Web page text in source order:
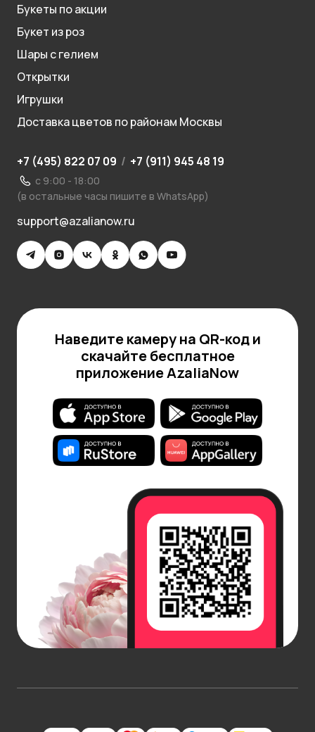
Букеты по акции
Букет из роз
Шары с гелием
Открытки
Игрушки
Доставка цветов по районам Москвы
+7 (495) 822 07 09 / +7 (911) 945 48 19
с 9:00 - 18:00
(в остальные часы пишите в WhatsApp)
support@azalianow.ru
Наведите камеру на QR-код и
скачайте бесплатное
приложение AzaliaNow